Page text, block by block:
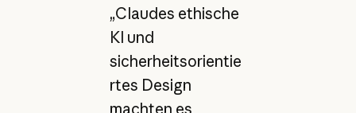
„Claudes ethische
KI und
sicherheitsorientie
rtes Design
machten es